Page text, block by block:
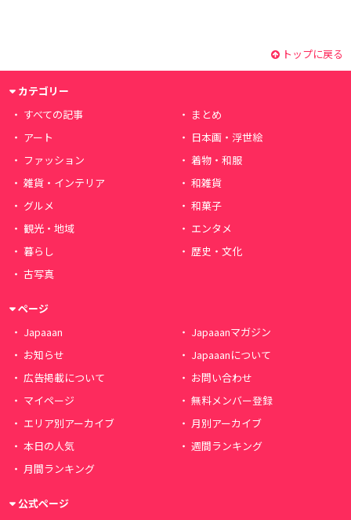
トップに戻る
カテゴリー
すべての記事
まとめ
アート
日本画・浮世絵
ファッション
着物・和服
雑貨・インテリア
和雑貨
グルメ
和菓子
観光・地域
エンタメ
暮らし
歴史・文化
古写真
ページ
Japaaan
Japaaanマガジン
お知らせ
Japaaanについて
広告掲載について
お問い合わせ
マイページ
無料メンバー登録
エリア別アーカイブ
月別アーカイブ
本日の人気
週間ランキング
月間ランキング
公式ページ